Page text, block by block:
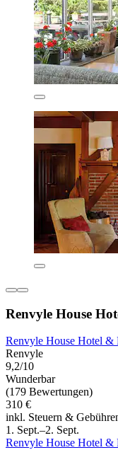
Renvyle House
Renvyle House Hotel &
Renvyle
9,2/10
Wunderbar
(179 Bewertungen)
310 €
inkl. Steuern &
1. Sept.–2. Sept.
Renvyle House Hotel &